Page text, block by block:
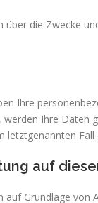
die Zwecke
Ihre
Ihre
auf
Grundlage von